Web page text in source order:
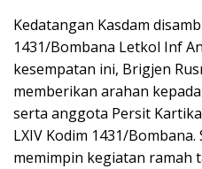
Kedatangan Kasdam
1431/Bombana Letkol Inf
kesempatan ini, Brigjen
memberikan arahan
serta anggota Persit
LXIV Kodim 1431/
memimpin kegiatan ramah